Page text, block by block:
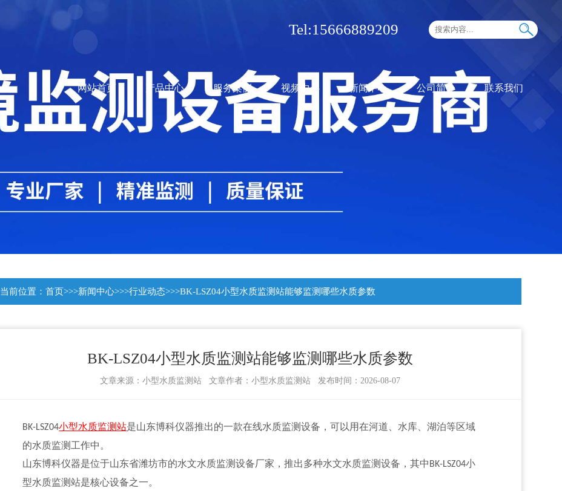
Tel:15666889209
网站首页 产品中心 服务案例 视频中心 新闻中心 公司简介 联系我们
当前位置： 首页>>>新闻中心>>>行业动态>>>BK-LSZ04小型水质监测站能够监测哪些水质参数
BK-LSZ04小型水质监测站能够监测哪些水质参数
文章来源：小型水质监测站 文章作者：小型水质监测站 发布时间：2026-08-07
BK-LSZ04小型水质监测站是山东博科仪器推出的一款在线水质监测设备，可以用在河道、水库、湖泊等区域
的水质监测工作中。
山东博科仪器是位于山东省潍坊市的水文水质监测设备厂家，推出多种水文水质监测设备，其中 BK-LSZ04小
型水质监测站是核心设备之一。